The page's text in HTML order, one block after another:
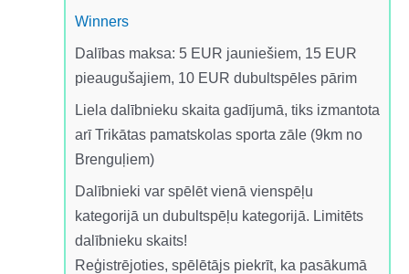
Winners
Dalības maksa: 5 EUR jauniešiem, 15 EUR
pieaugušajiem, 10 EUR dubultspēles pārim
Liela dalībnieku skaita gadījumā, tiks izmantota
arī Trikātas pamatskolas sporta zāle (9km no
Brenguļiem)
Dalībnieki var spēlēt vienā vienspēļu
kategorijā un dubultspēļu kategorijā. Limitēts
dalībnieku skaits!
Reģistrējoties, spēlētājs piekrīt, ka pasākumā